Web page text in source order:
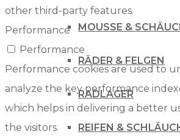
MOUSSE &
RÄDER & FELGEN
RADLAGER
REIFEN &
other third-party features.
Performance
Performance
Performance cookies are used to
analyze the key performance
which helps in delivering a better
the visitors.